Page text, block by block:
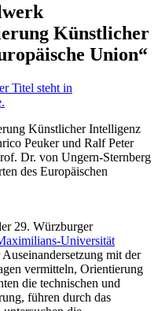
Künstlicher
Union“
Künstlicher Intelligenz
Peuker und Ralf Peter
Dr. von Ungern-Sternberg
des Europäischen
29. Würzburger
Universität
mit der
vermitteln, Orientierung
die technischen und
führen durch das